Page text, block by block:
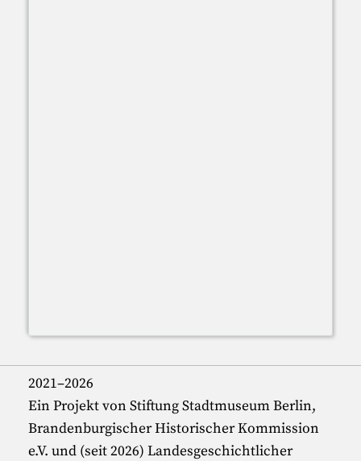
2021–2026
Ein Projekt von Stiftung Stadtmuseum Berlin,
Brandenburgischer Historischer Kommission
e.V. und (seit 2026) Landesgeschichtlicher